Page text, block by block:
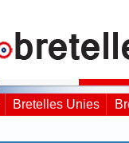
Bretelles Unies